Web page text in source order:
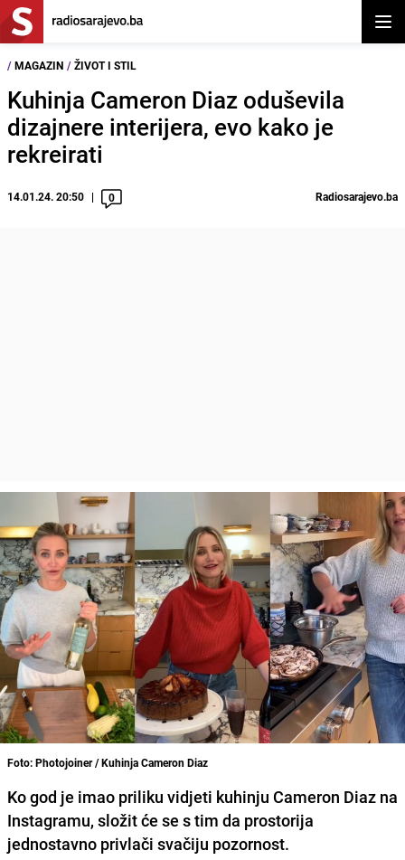
/ MAGAZIN / ŽIVOT I STIL
Kuhinja Cameron Diaz oduševila
dizajnere interijera, evo kako je
rekreirati
14.01.24. 20:50 0 Radiosarajevo.ba
Foto: Photojoiner / Kuhinja Cameron Diaz
Ko god je imao priliku vidjeti kuhinju Cameron Diaz na
Instagramu, složit će se s tim da prostorija
jednostavno privlači svačiju pozornost.